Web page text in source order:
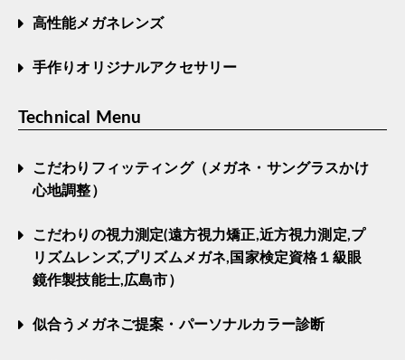
高性能メガネレンズ
手作りオリジナルアクセサリー
Technical Menu
こだわりフィッティング（メガネ・サングラスかけ
心地調整）
こだわりの視力測定(遠方視力矯正,近方視力測定,プ
リズムレンズ,プリズムメガネ,国家検定資格１級眼
鏡作製技能士,広島市）
似合うメガネご提案・パーソナルカラー診断